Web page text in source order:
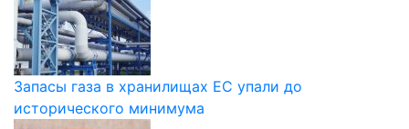
Запасы газа в хранилищах ЕС упали до
исторического минимума